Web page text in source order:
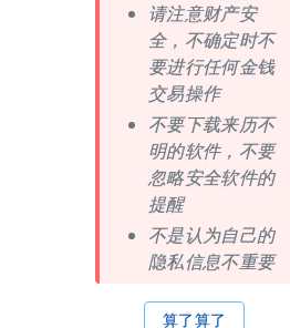
请注意财产安
全，不确定时不
要进行任何金钱
交易操作
不要下载来历不
明的软件，不要
忽略安全软件的
提醒
不是认为自己的
隐私信息不重要
算了算了